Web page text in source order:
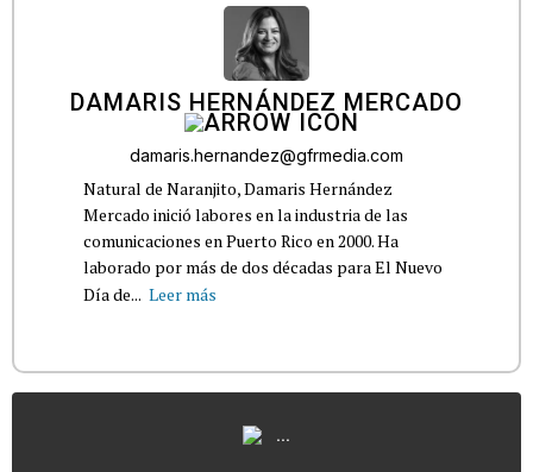
DAMARIS HERNÁNDEZ MERCADO
damaris.hernandez@gfrmedia.com
Natural de Naranjito, Damaris Hernández
Mercado inició labores en la industria de las
comunicaciones en Puerto Rico en 2000. Ha
laborado por más de dos décadas para El Nuevo
Día de... Leer más
...